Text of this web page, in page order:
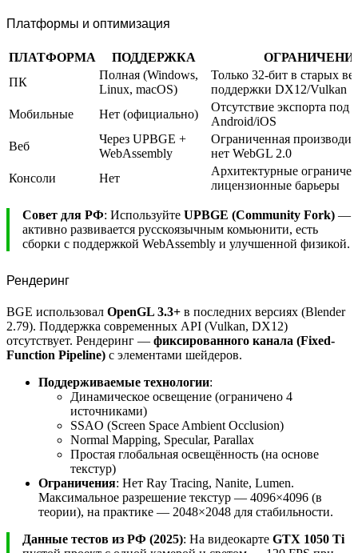
Платформы и оптимизация
ПЛАТФОРМА ПОДДЕРЖКА
ПК
Полная (Windows,
Linux, macOS)
Только 32-бит в старых
поддержки DX12/Vulkan
Мобильные
Нет (официально)
Отсутствие экспорта под
Android/iOS
Веб
Через UPBGE +
WebAssembly
Ограниченная
нет WebGL 2.0
Консоли
Нет
Архитектурные
лицензионные барьеры
Совет для РФ: Используйте UPBGE (Community Fork) —
активно развивается русскоязычным комьюнити, есть
сборки с поддержкой WebAssembly и улучшенной физикой.
Рендеринг
BGE использовал OpenGL 3.3+ в последних версиях (Blender
2.79). Поддержка современных API (Vulkan, DX12)
отсутствует. Рендеринг — фиксированного канала (Fixed-
Function Pipeline) с элементами шейдеров.
Поддерживаемые технологии:
Динамическое освещение (ограничено 4
источниками)
SSAO (Screen Space Ambient Occlusion)
Normal Mapping, Specular, Parallax
Простая глобальная освещённость (на основе
текстур)
Ограничения: Нет Ray Tracing, Nanite, Lumen.
Максимальное разрешение текстур — 4096×4096 (в
теории), на практике — 2048×2048 для стабильности.
Данные тестов из РФ (2025): На видеокарте GTX 1050 Ti